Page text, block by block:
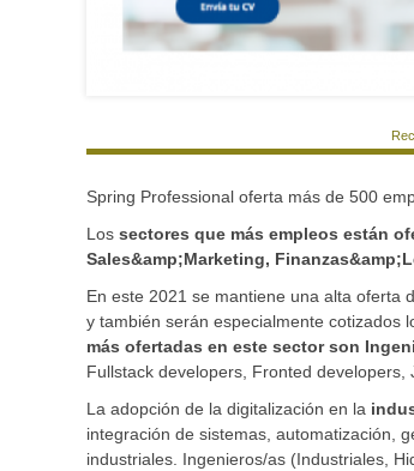
Spring Professional oferta más de 500
Los sectores que más empleos están
Sales&amp;Marketing,
En este 2021 se mantiene una alta oferta
y también serán especialmente cotizados
más ofertadas en este sector son
Fullstack developers, Fronted
La adopción de la digitalización en la
integración de sistemas, automatización,
industriales. Ingenieros/as (Industriales,